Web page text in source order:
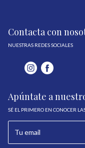
Contacta con
NUESTRAS REDES SOCIALES
Apúntate a
SÉ EL PRIMERO EN CONOCER